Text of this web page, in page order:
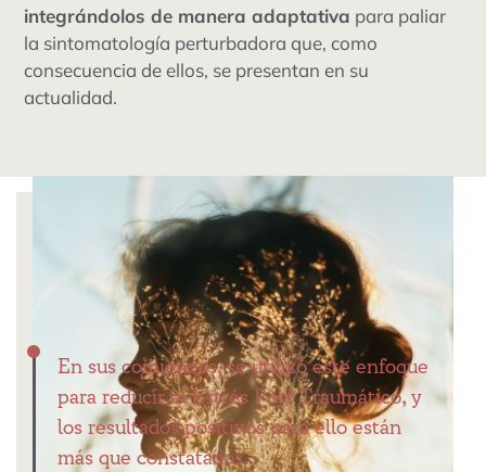
integrándolos de manera adaptativa para paliar
la sintomatología perturbadora que, como
consecuencia de ellos, se presentan en su
actualidad.
En sus comienzos, se utilizó este enfoque
para reducir el Estrés Post Traumático, y
los resultados positivos para ello están
más que constatados.